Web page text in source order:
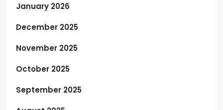
January 2026
December 2025
November 2025
October 2025
September 2025